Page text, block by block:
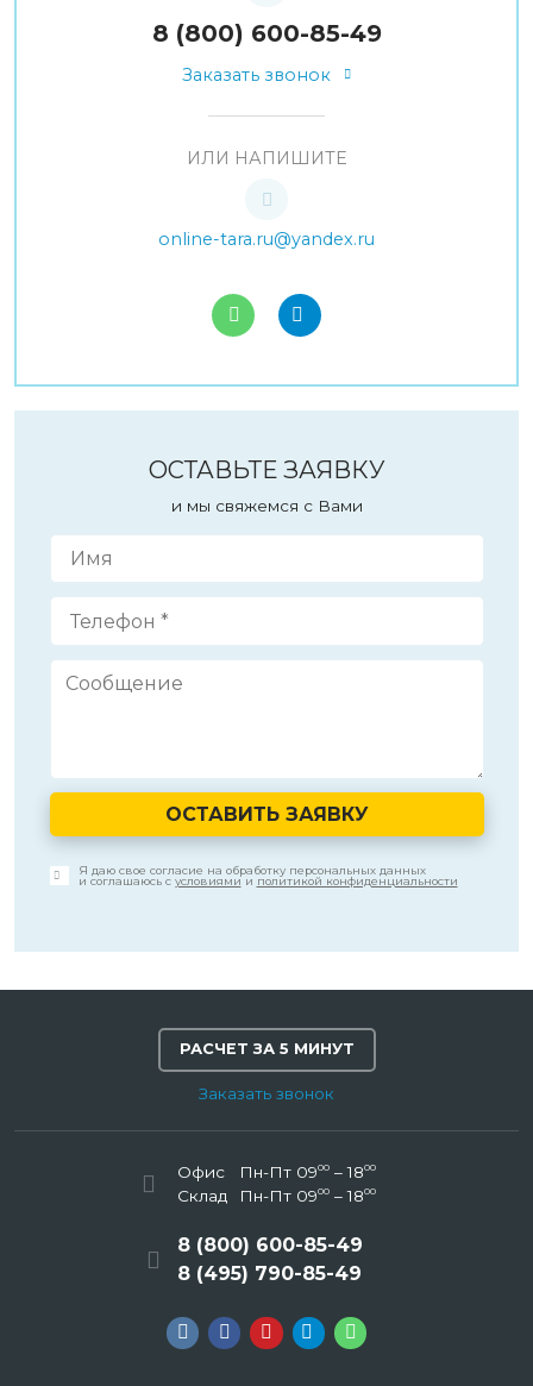
8 (800) 600-85-49
Заказать звонок
ИЛИ НАПИШИТЕ
online-tara.ru@yandex.ru
ОСТАВЬТЕ ЗАЯВКУ
и мы свяжемся с Вами
ОСТАВИТЬ ЗАЯВКУ
Я даю свое согласие на обработку персональных данных
и соглашаюсь с условиямии политикой конфиденциальности
РАСЧЕТ ЗА 5 МИНУТ
Заказать звонок
Офис Пн-Пт 0900– 1800
Склад Пн-Пт 0900– 1800
8 (800) 600-85-49
8 (495) 790-85-49